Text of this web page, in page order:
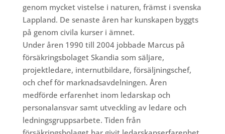
genom mycket vistelse i naturen, främst i svenska
Lappland. De senaste åren har kunskapen byggts
på genom civila kurser i ämnet.
Under åren 1990 till 2004 jobbade Marcus på
försäkringsbolaget Skandia som säljare,
projektledare, internutbildare, försäljningschef,
och chef för marknadsavdelningen. Åren
medförde erfarenhet inom ledarskap och
personalansvar samt utveckling av ledare och
ledningsgruppsarbete. Tiden från